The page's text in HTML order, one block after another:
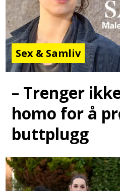
Sex & Samliv
– Trenger
homo for å
buttplugg